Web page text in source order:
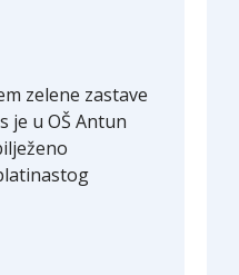
zelene zastave
je u OŠ Antun